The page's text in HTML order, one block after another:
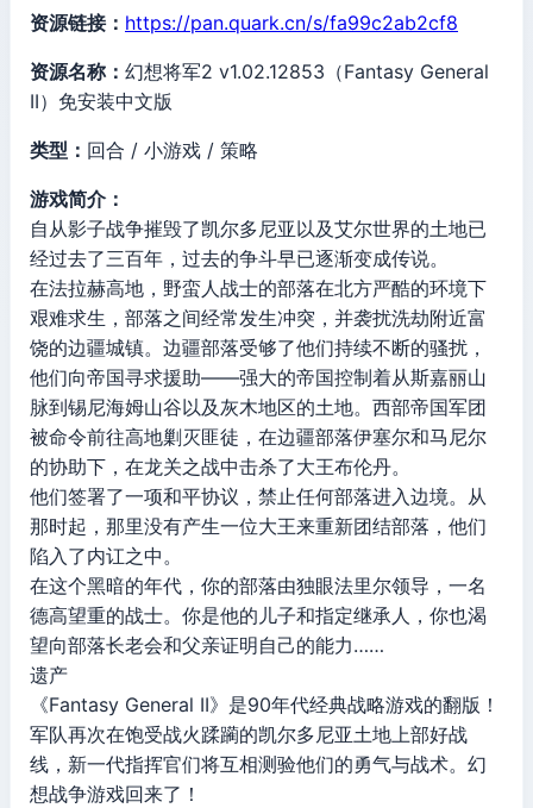
资源链接： https://pan.quark.cn/s/fa99c2ab2cf8
资源名称： 幻想将军2 v1.02.12853（Fantasy General
II）免安装中文版
类型： 回合 / 小游戏 / 策略
游戏简介：
自从影子战争摧毁了凯尔多尼亚以及艾尔世界的土地已
经过去了三百年，过去的争斗早已逐渐变成传说。
在法拉赫高地，野蛮人战士的部落在北方严酷的环境下
艰难求生，部落之间经常发生冲突，并袭扰洗劫附近富
饶的边疆城镇。边疆部落受够了他们持续不断的骚扰，
他们向帝国寻求援助——强大的帝国控制着从斯嘉丽山
脉到锡尼海姆山谷以及灰木地区的土地。西部帝国军团
被命令前往高地剿灭匪徒，在边疆部落伊塞尔和马尼尔
的协助下，在龙关之战中击杀了大王布伦丹。
他们签署了一项和平协议，禁止任何部落进入边境。从
那时起，那里没有产生一位大王来重新团结部落，他们
陷入了内讧之中。
在这个黑暗的年代，你的部落由独眼法里尔领导，一名
德高望重的战士。你是他的儿子和指定继承人，你也渴
望向部落长老会和父亲证明自己的能力……
遗产
《Fantasy General II》是90年代经典战略游戏的翻版！
军队再次在饱受战火蹂躏的凯尔多尼亚土地上部好战
线，新一代指挥官们将互相测验他们的勇气与战术。幻
想战争游戏回来了！